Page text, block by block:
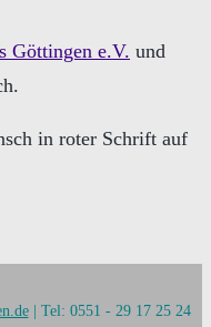
Göttingen e.V. und
| Tel: 0551 - 29 17 25 24